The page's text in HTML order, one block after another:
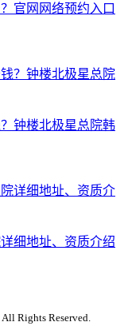
官网网络预约入口
钟楼北极星总院韩
细地址、资质介绍
Rights Reserved.